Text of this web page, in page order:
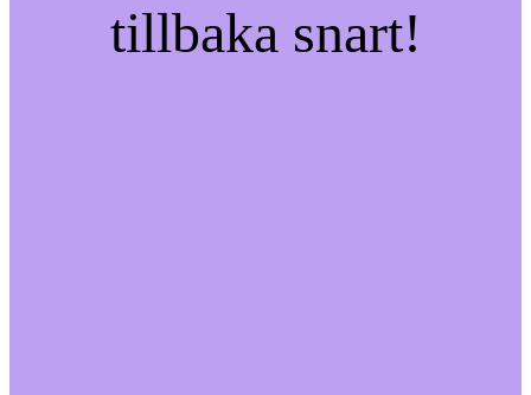
tillbaka snart!